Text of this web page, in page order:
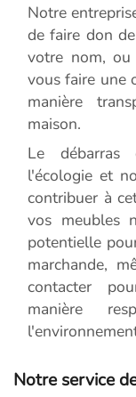
Notre
de faire don
votre nom,
vous faire une
manière
maison.
Le
l'écologie et
contribuer à
vos meubles
potentielle
marchande,
contacter
manière
Notre service